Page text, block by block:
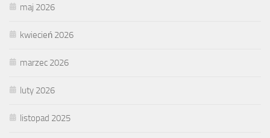
maj 2026
kwiecień 2026
marzec 2026
luty 2026
listopad 2025